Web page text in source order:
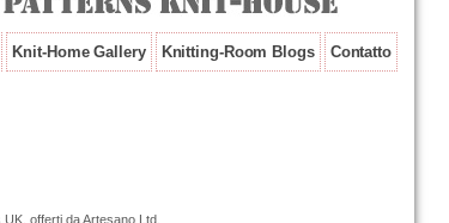
Knit-Home Gallery Knitting-Room Blogs Contatto
offerti da Artesano Ltd.